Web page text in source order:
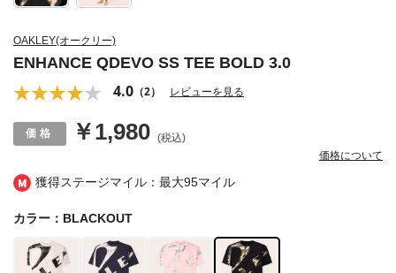
獲得ステージマイル：最大95マイル
OAKLEY(オークリー)
ENHANCE QDEVO SS TEE BOLD 3.0
4.0 （2） レビューを見る
￥1,980 (税込)
価格について
カラー：BLACKOUT